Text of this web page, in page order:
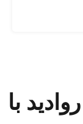
با